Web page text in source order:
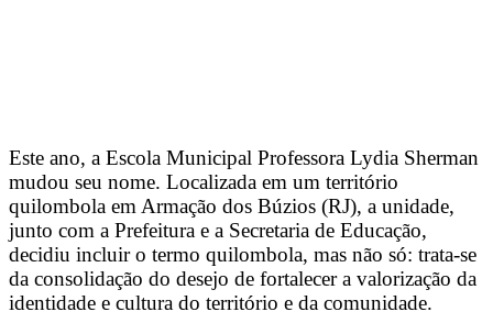
Este ano, a Escola Municipal Professora Lydia Sherman
mudou seu nome. Localizada em um território
quilombola em Armação dos Búzios (RJ), a unidade,
junto com a Prefeitura e a Secretaria de Educação,
decidiu incluir o termo quilombola, mas não só: trata-se
da consolidação do desejo de fortalecer a valorização da
identidade e cultura do território e da comunidade.